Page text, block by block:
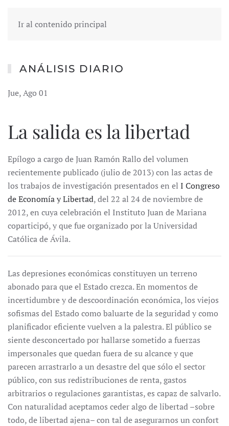
Ir al contenido principal
ANÁLISIS DIARIO
Jue, Ago 01
La salida es la libertad
Epílogo a cargo de Juan Ramón Rallo del volumen
recientemente publicado (julio de 2013) con las actas de
los trabajos de investigación presentados en el I Congreso
de Economía y Libertad, del 22 al 24 de noviembre de
2012, en cuya celebración el Instituto Juan de Mariana
coparticipó, y que fue organizado por la Universidad
Católica de Ávila.
Las depresiones económicas constituyen un terreno
abonado para que el Estado crezca. En momentos de
incertidumbre y de descoordinación económica, los viejos
sofismas del Estado como baluarte de la seguridad y como
planificador eficiente vuelven a la palestra. El público se
siente desconcertado por hallarse sometido a fuerzas
impersonales que quedan fuera de su alcance y que
parecen arrastrarlo a un desastre del que sólo el sector
público, con sus redistribuciones de renta, gastos
arbitrarios o regulaciones garantistas, es capaz de salvarlo.
Con naturalidad aceptamos ceder algo de libertad –sobre
todo, de libertad ajena– con tal de asegurarnos un confort